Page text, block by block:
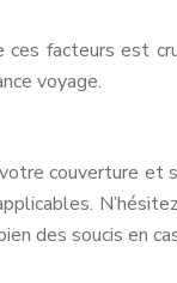
ces facteurs est
voyage.
couverture et
des soucis en